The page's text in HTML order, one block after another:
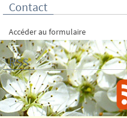
Contact
Accéder au formulaire
RSS